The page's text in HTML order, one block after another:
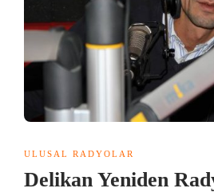
ULUSAL RADYOLAR
Delikan Yeniden